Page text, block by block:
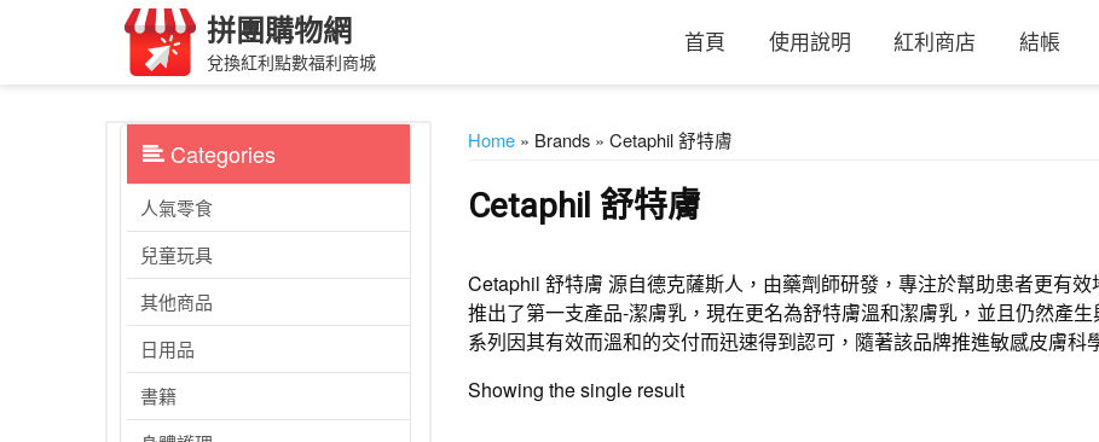
拼團購物網
兌換紅利點數福利商城
首頁 使用說明 紅利商店 結帳
Categories
人氣零食
兒童玩具
其他商品
日用品
書籍
Home » Brands » Cetaphil 舒特膚
Cetaphil 舒特膚
Cetaphil 舒特膚 源自德克薩斯人，由藥劑師研發，專注於幫助患者更有
推出了第一支產品-潔膚乳，現在更名為舒特膚溫和潔膚乳，並且仍然產
系列因其有效而溫和的交付而迅速得到認可，隨著該品牌推進敏感皮膚科
Showing the single result